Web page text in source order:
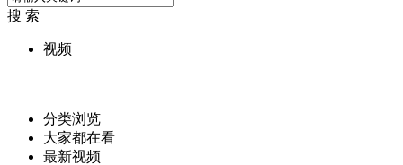
搜 索
视频
分类浏览
大家都在看
最新视频